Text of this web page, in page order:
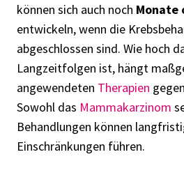
können sich auch noch Monate
entwickeln, wenn die
abgeschlossen sind. Wie hoch
Langzeitfolgen ist, hängt
angewendeten Therapien
Sowohl das Mammakarzinom
Behandlungen können
Einschränkungen führen.